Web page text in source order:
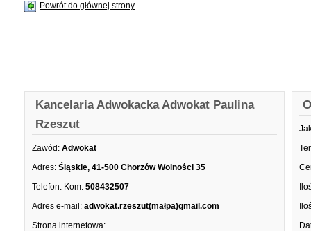
Powrót do głównej strony
Kancelaria Adwokacka Adwokat Paulina
Rzeszut
Zawód: Adwokat
Adres: Śląskie, 41-500 Chorzów Wolności 35
Telefon: Kom. 508432507
Adres e-mail: adwokat.rzeszut(małpa)gmail.com
Strona internetowa: